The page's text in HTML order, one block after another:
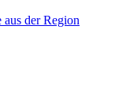
der Region